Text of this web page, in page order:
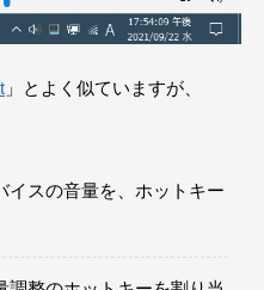
」とよく似ていますが、
イスの音量を、ホットキー